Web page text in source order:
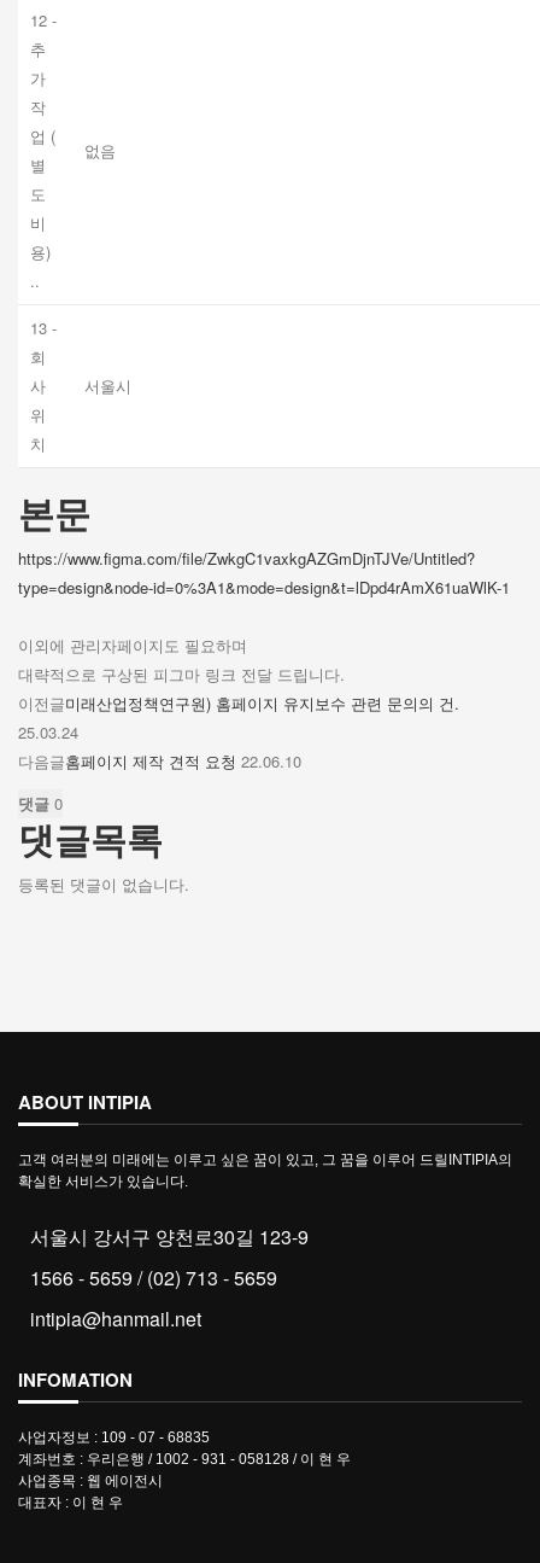
12 -
추
가
작
업 (
별
도
비
용)
..
없음
13 -
회
사
위
치
서울시
본문
https://www.figma.com/file/ZwkgC1vaxkgAZGmDjnTJVe/Untitled?
type=design&node-id=0%3A1&mode=design&t=lDpd4rAmX61uaWlK-1
이외에 관리자페이지도 필요하며
대략적으로 구상된 피그마 링크 전달 드립니다.
이전글미래산업정책연구원) 홈페이지 유지보수 관련 문의의 건.
25.03.24
다음글홈페이지 제작 견적 요청 22.06.10
댓글 0
댓글목록
등록된 댓글이 없습니다.
ABOUT INTIPIA
고객 여러분의 미래에는 이루고 싶은 꿈이 있고, 그 꿈을 이루어 드릴INTIPIA의
확실한 서비스가 있습니다.
서울시 강서구 양천로30길 123-9
1566 - 5659 / (02) 713 - 5659
intipia@hanmail.net
INFOMATION
사업자정보 : 109 - 07 - 68835
계좌번호 : 우리은행 / 1002 - 931 - 058128 / 이 현 우
사업종목 : 웹 에이전시
대표자 : 이 현 우